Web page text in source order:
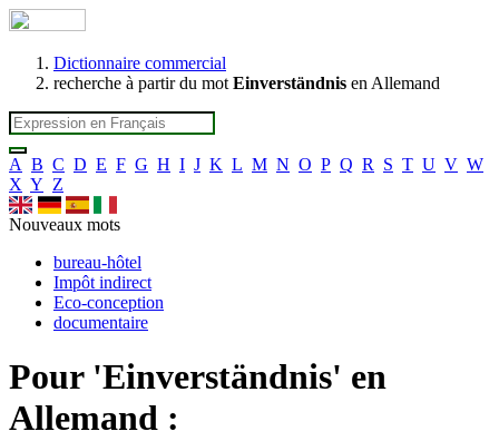
Dictionnaire commercial
recherche à partir du mot Einverständnis en Allemand
A B C D E F G H I J K L M N O P Q R S T U V W
X Y Z
Nouveaux mots
bureau-hôtel
Impôt indirect
Eco-conception
documentaire
Pour 'Einverständnis' en
Allemand :